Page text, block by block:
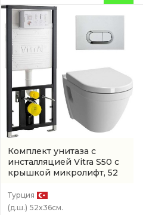
Комплект унитаза с
инсталляцией Vitra S50 с
крышкой микролифт, 52
(9003B0037201)
Турция
(д.ш.) 52x36см.